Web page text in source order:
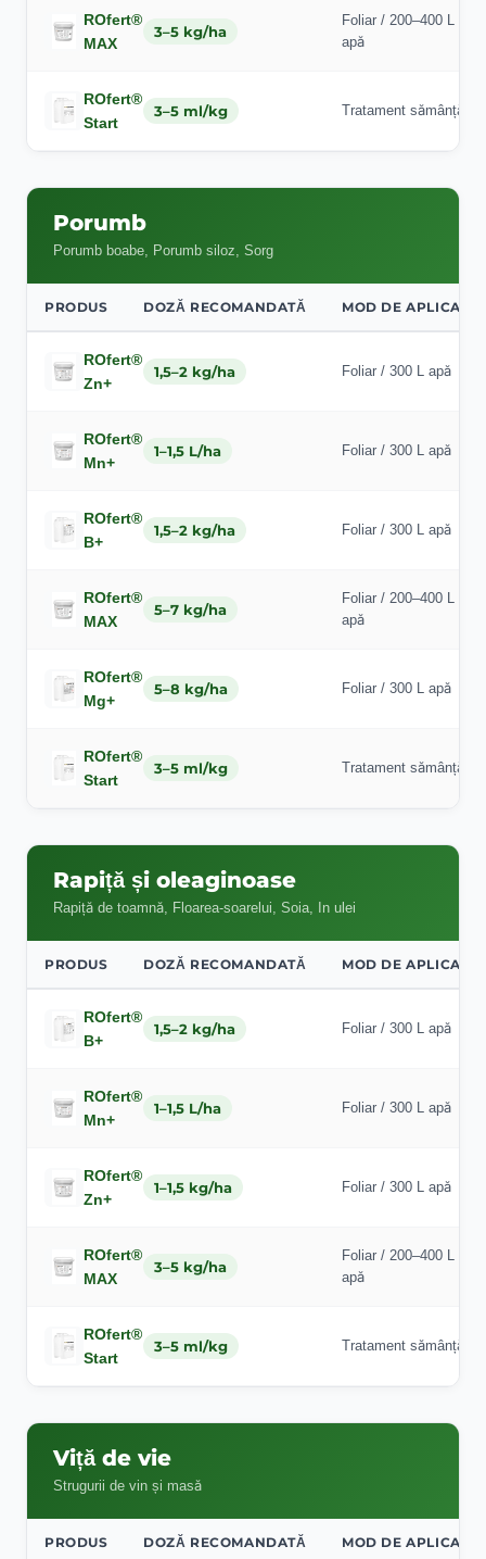
ROfert®
MAX
3–5 kg/ha
Foliar / 200–400 L
apă
ROfert®
Start
3–5 ml/kg Tratament sămânță
Porumb
Porumb boabe, Porumb siloz, Sorg
PRODUS DOZĂ RECOMANDATĂ MOD DE APLICARE
ROfert®
Zn+
1,5–2 kg/ha Foliar / 300 L apă
ROfert®
Mn+
1–1,5 L/ha Foliar / 300 L apă
ROfert®
B+
1,5–2 kg/ha Foliar / 300 L apă
ROfert®
MAX
5–7 kg/ha
Foliar / 200–400 L
apă
ROfert®
Mg+
5–8 kg/ha Foliar / 300 L apă
ROfert®
Start
3–5 ml/kg Tratament sămânță
Rapiță și oleaginoase
Rapiță de toamnă, Floarea-soarelui, Soia, In ulei
PRODUS DOZĂ RECOMANDATĂ MOD DE APLICARE
ROfert®
B+
1,5–2 kg/ha Foliar / 300 L apă
ROfert®
Mn+
1–1,5 L/ha Foliar / 300 L apă
ROfert®
Zn+
1–1,5 kg/ha Foliar / 300 L apă
ROfert®
MAX
3–5 kg/ha
Foliar / 200–400 L
apă
ROfert®
Start
3–5 ml/kg Tratament sămânță
Viță de vie
Strugurii de vin și masă
PRODUS DOZĂ RECOMANDATĂ MOD DE APLICARE